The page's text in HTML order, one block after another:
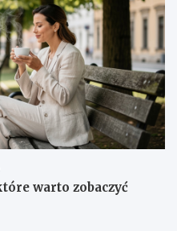
warto zobaczyć